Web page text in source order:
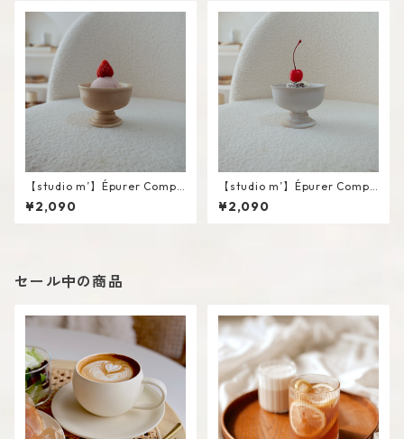
【studio m’】Épurer Compo
te #Pink beige / S
¥2,090
【studio m’】Épurer Compo
te #White / S
¥2,090
セール中の商品